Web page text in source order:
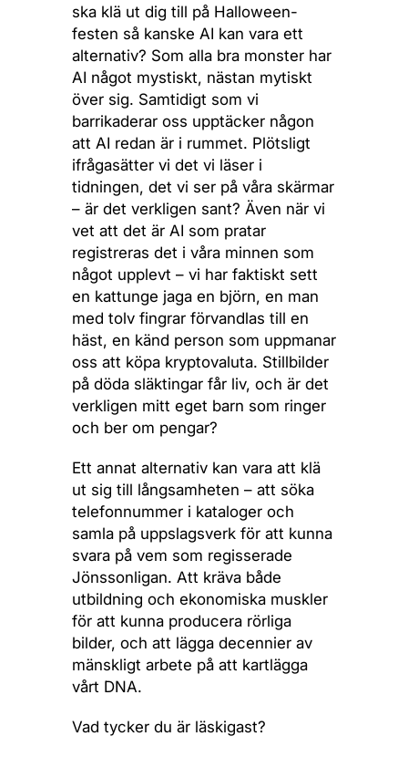
ska klä ut dig till på Halloween-
festen så kanske AI kan vara ett
alternativ? Som alla bra monster har
AI något mystiskt, nästan mytiskt
över sig. Samtidigt som vi
barrikaderar oss upptäcker någon
att AI redan är i rummet. Plötsligt
ifrågasätter vi det vi läser i
tidningen, det vi ser på våra skärmar
– är det verkligen sant? Även när vi
vet att det är AI som pratar
registreras det i våra minnen som
något upplevt – vi har faktiskt sett
en kattunge jaga en björn, en man
med tolv fingrar förvandlas till en
häst, en känd person som uppmanar
oss att köpa kryptovaluta. Stillbilder
på döda släktingar får liv, och är det
verkligen mitt eget barn som ringer
och ber om pengar?
Ett annat alternativ kan vara att klä
ut sig till långsamheten – att söka
telefonnummer i kataloger och
samla på uppslagsverk för att kunna
svara på vem som regisserade
Jönssonligan. Att kräva både
utbildning och ekonomiska muskler
för att kunna producera rörliga
bilder, och att lägga decennier av
mänskligt arbete på att kartlägga
vårt DNA.
Vad tycker du är läskigast?